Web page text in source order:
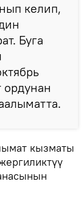
келип,
Буга
кызматы